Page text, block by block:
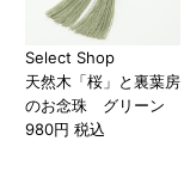
Select Shop
天然木「桜」と裏葉房
のお念珠 グリーン
980円 税込